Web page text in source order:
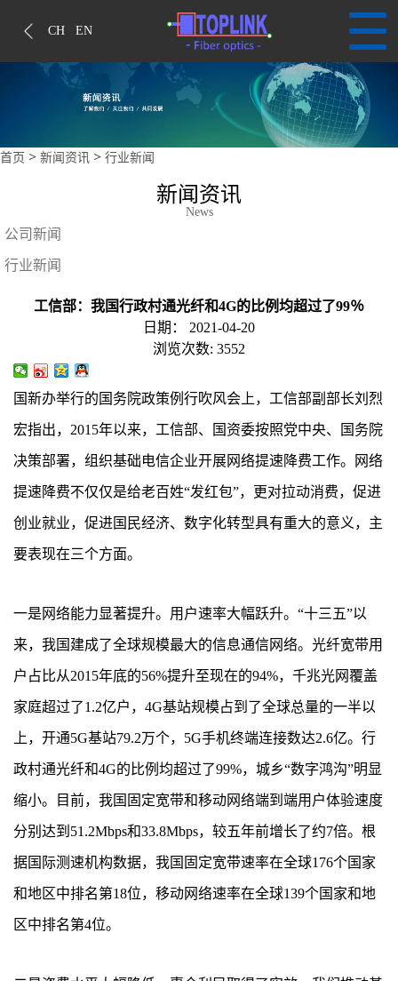
CH EN
首页 > 新闻资讯 > 行业新闻
新闻资讯
News
公司新闻
行业新闻
工信部：我国行政村通光纤和4G的比例均超过了99％
日期：
2021-04-20
浏览次数: 3552
国新办举行的国务院政策例行吹风会上，工信部副部长刘烈
宏指出，2015年以来，工信部、国资委按照党中央、国务院
决策部署，组织基础电信企业开展网络提速降费工作。网络
提速降费不仅仅是给老百姓“发红包”，更对拉动消费，促进
创业就业，促进国民经济、数字化转型具有重大的意义，主
要表现在三个方面。
一是网络能力显著提升。用户速率大幅跃升。“十三五”以
来，我国建成了全球规模最大的信息通信网络。光纤宽带用
户占比从2015年底的56%提升至现在的94%，千兆光网覆盖
家庭超过了1.2亿户，4G基站规模占到了全球总量的一半以
上，开通5G基站79.2万个，5G手机终端连接数达2.6亿。行
政村通光纤和4G的比例均超过了99%，城乡“数字鸿沟”明显
缩小。目前，我国固定宽带和移动网络端到端用户体验速度
分别达到51.2Mbps和33.8Mbps，较五年前增长了约7倍。根
据国际测速机构数据，我国固定宽带速率在全球176个国家
和地区中排名第18位，移动网络速率在全球139个国家和地
区中排名第4位。